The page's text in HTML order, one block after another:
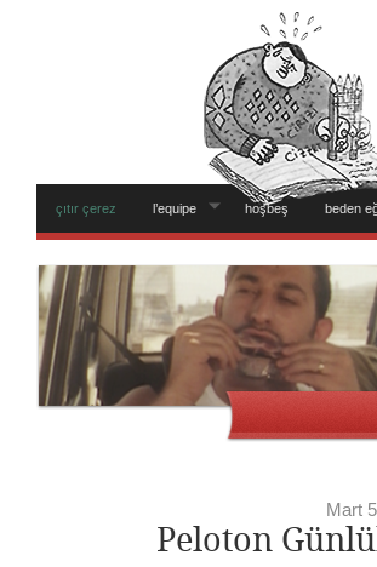
çıtır çerez l’equipe hoşbeş beden
Mart
Peloton